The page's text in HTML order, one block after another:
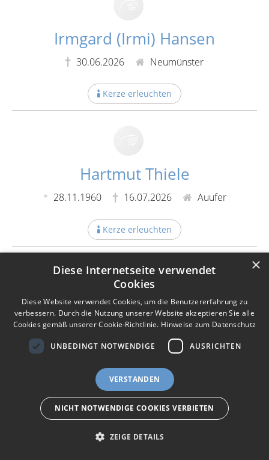
Irmgard (Irmi) Hansen
30.06.2026 Neumünster
Kerze erleuchten
Hartmut Thiele
28.11.1960 16.07.2026 Auufer
Kerze erleuchten
Ilse Bülk (geb. Erichsen)
21.10.1925
Ingo Rathje
Nutzungsbedingungen Datenschutz
Barriere melden
m
A
c
e
Accessibility-Modus aktivieren
I
m
K
Kontrastmodus aktivieren
eigenes Gedenkportal erstellen
×
Diese Internetseite verwendet
Cookies
Diese Website verwendet Cookies, um die Benutzererfahrung zu
verbessern. Durch die Nutzung unserer Website akzeptieren Sie alle
Cookies gemäß unserer Cookie-Richtlinie. Hinweise zum Datenschutz
UNBEDINGT NOTWENDIGE AUSRICHTEN
VERSTANDEN
NICHT NOTWENDIGE COOKIES VERBIETEN
ZEIGE DETAILS